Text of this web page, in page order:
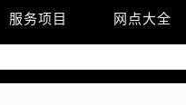
服务项目 网点大全